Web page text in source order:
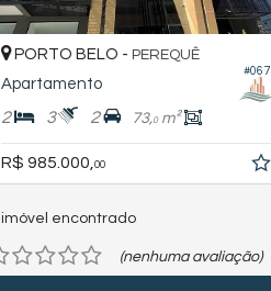
#067
PORTO BELO - PEREQUÊ
Apartamento
2 3 2 73,0m²
R$ 985.000, 00
imóvel encontrado
(nenhuma avaliação)